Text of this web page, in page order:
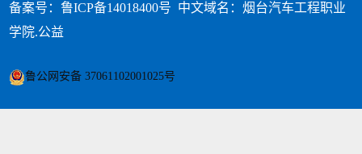
备案号：鲁ICP备14018400号 中文域名：烟台汽车工程职业
学院.公益
鲁公网安备 37061102001025号